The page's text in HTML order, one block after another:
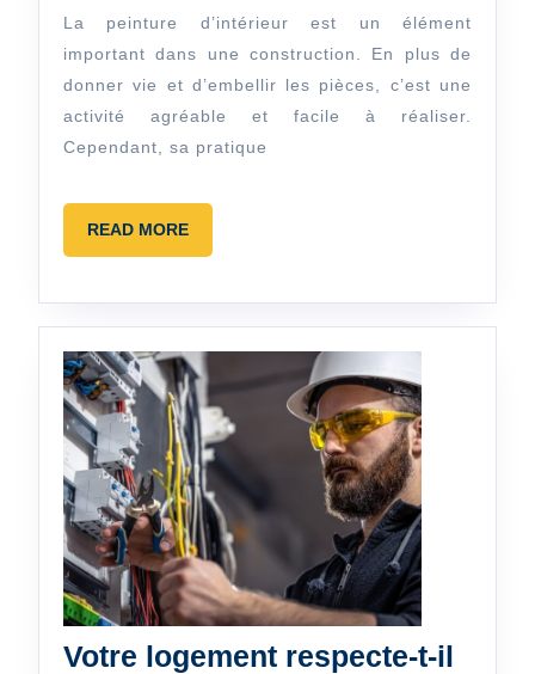
les
règles
à
suivre !
La peinture d’intérieur est un élément
important dans une construction. En plus de
donner vie et d’embellir les pièces, c’est une
activité agréable et facile à réaliser.
Cependant, sa pratique
READ MOREREAD
MORE
Votre logement respecte-t-il